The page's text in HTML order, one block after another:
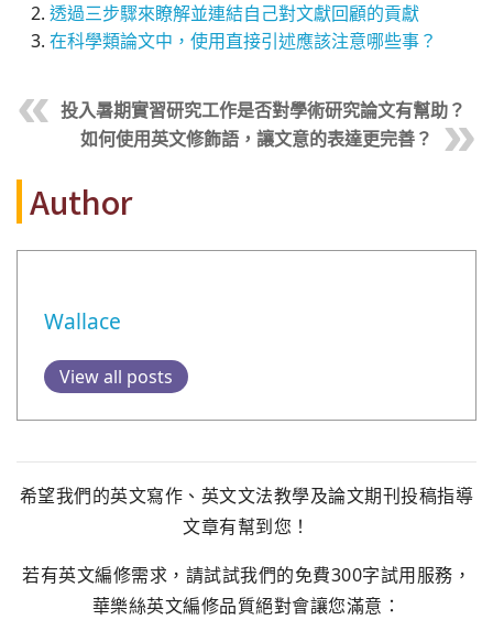
透過三步驟來瞭解並連結自己對文獻回顧的貢獻
在科學類論文中，使用直接引述應該注意哪些事？
投入暑期實習研究工作是否對學術研究論文有幫助？
如何使用英文修飾語，讓文意的表達更完善？
Author
Wallace
View all posts
希望我們的英文寫作、英文文法教學及論文期刊投稿指導
文章有幫到您！
若有英文編修需求，請試試我們的免費300字試用服務，
華樂絲英文編修品質絕對會讓您滿意：